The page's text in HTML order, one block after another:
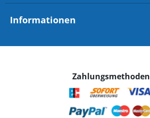
Informationen
Zahlungsmethoden